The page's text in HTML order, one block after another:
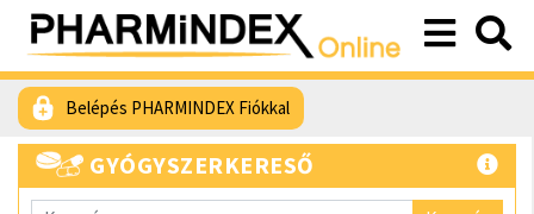
Belépés PHARMINDEX Fiókkal
GYÓGYSZERKERESŐ